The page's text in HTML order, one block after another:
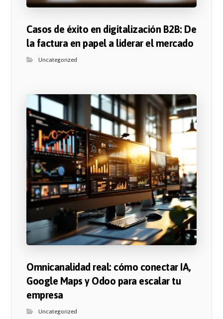
Casos de éxito en digitalización B2B: De
la factura en papel a liderar el mercado
Uncategorized
Omnicanalidad real: cómo conectar IA,
Google Maps y Odoo para escalar tu
empresa
Uncategorized